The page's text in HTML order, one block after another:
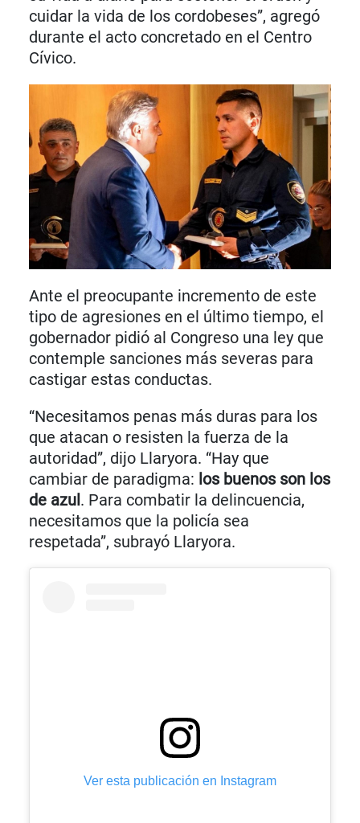
cuidar la vida de los cordobeses”, agregó
durante el acto concretado en el Centro
Cívico.
Ante el preocupante incremento de este
tipo de agresiones en el último tiempo, el
gobernador pidió al Congreso una ley que
contemple sanciones más severas para
castigar estas conductas.
“Necesitamos penas más duras para los
que atacan o resisten la fuerza de la
autoridad”, dijo Llaryora. “Hay que
cambiar de paradigma: los buenos son los
de azul. Para combatir la delincuencia,
necesitamos que la policía sea
respetada”, subrayó Llaryora.
Ver esta publicación en Instagram